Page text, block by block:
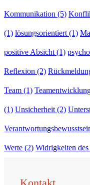
Kommunikation (5)
(1) lösungsorientiert (1)
positive Absicht (1)
Reflexion (2)
Team (1)
(1) Unsicherheit (2)
Werte (2) Widrigkeiten des